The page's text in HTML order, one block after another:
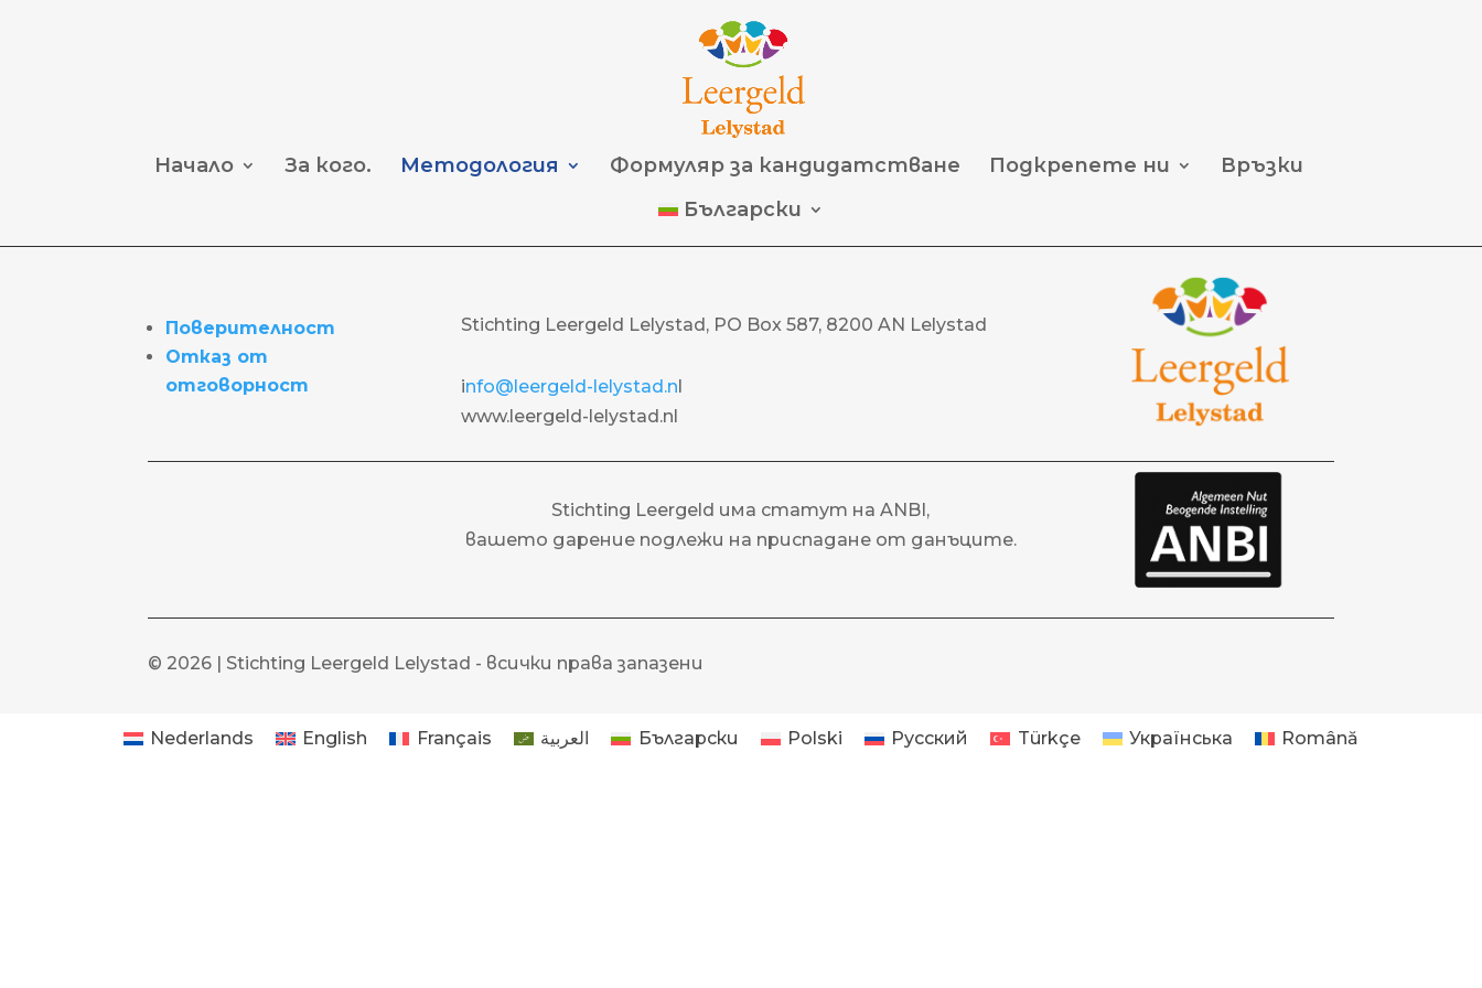
Начало За кого. Методология Формуляр за кандидатстване Подкрепете ни
Връзки
Български
Поверителност
Отказ от
отговорност
Stichting Leergeld Lelystad, PO Box 587, 8200 AN Lelystad
info@leergeld-lelystad.n
www.leergeld-lelystad.nl
Stichting Leergeld има статут на ANBI,
вашето дарение подлежи на приспадане от данъците.
© 2026 | Stichting Leergeld Lelystad - всички права запазени
Nederlands English Français العربية Български Polski Русский Türkçe Українська Română